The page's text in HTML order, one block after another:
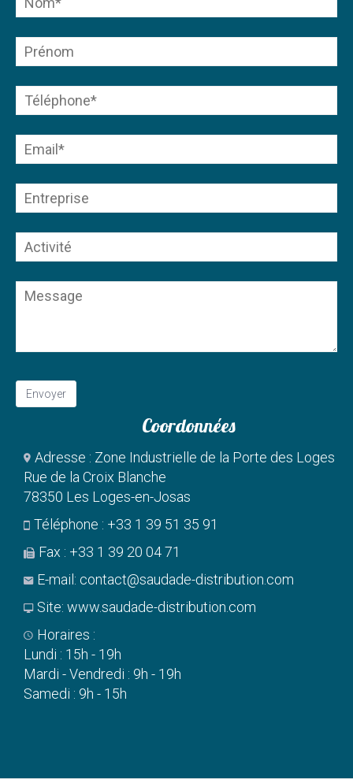
Coordonnées
Adresse : Zone Industrielle de la Porte des Loges
Rue de la Croix Blanche
78350 Les Loges-en-Josas
Téléphone : +33 1 39 51 35 91
Fax : +33 1 39 20 04 71
E-mail: contact@saudade-distribution.com
Site: www.saudade-distribution.com
Horaires :
Lundi : 15h - 19h
Mardi - Vendredi : 9h - 19h
Samedi : 9h - 15h